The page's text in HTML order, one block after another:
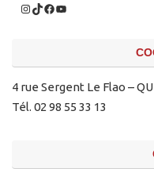
4 rue Sergent Le Flao –
Tél. 02 98 55 33 13